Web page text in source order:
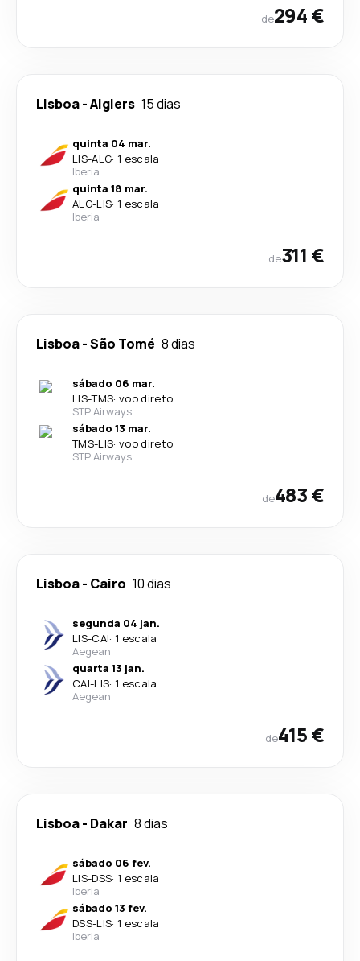
de294 €
Lisboa-Algiers 15 dias
quinta 04 mar.
LIS-ALG· 1 escala
Iberia
quinta 18 mar.
ALG-LIS· 1 escala
Iberia
de311 €
Lisboa-São Tomé 8 dias
sábado 06 mar.
LIS-TMS· voo direto
STP Airways
sábado 13 mar.
TMS-LIS· voo direto
STP Airways
de483 €
Lisboa- Cairo 10 dias
segunda 04 jan.
LIS-CAI· 1 escala
Aegean
quarta 13 jan.
CAI-LIS· 1 escala
Aegean
de415 €
Lisboa- Dakar 8 dias
sábado 06 fev.
LIS-DSS· 1 escala
Iberia
sábado 13 fev.
DSS-LIS· 1 escala
Iberia